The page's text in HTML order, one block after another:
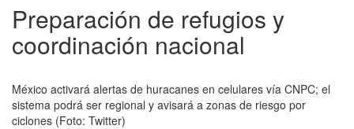
Preparación de refugios y
coordinación nacional
México activará alertas de huracanes en celulares vía CNPC; el
sistema podrá ser regional y avisará a zonas de riesgo por
ciclones (Foto: Twitter)